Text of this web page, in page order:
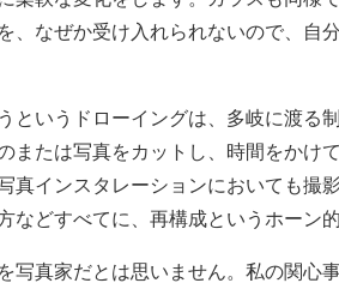
、なぜか受け入れられないので、自
というドローイングは、多岐に渡る
または写真をカットし、時間をかけ
真インスタレーションにおいても撮
などすべてに、再構成というホーン
を写真家だとは思いません。私の関